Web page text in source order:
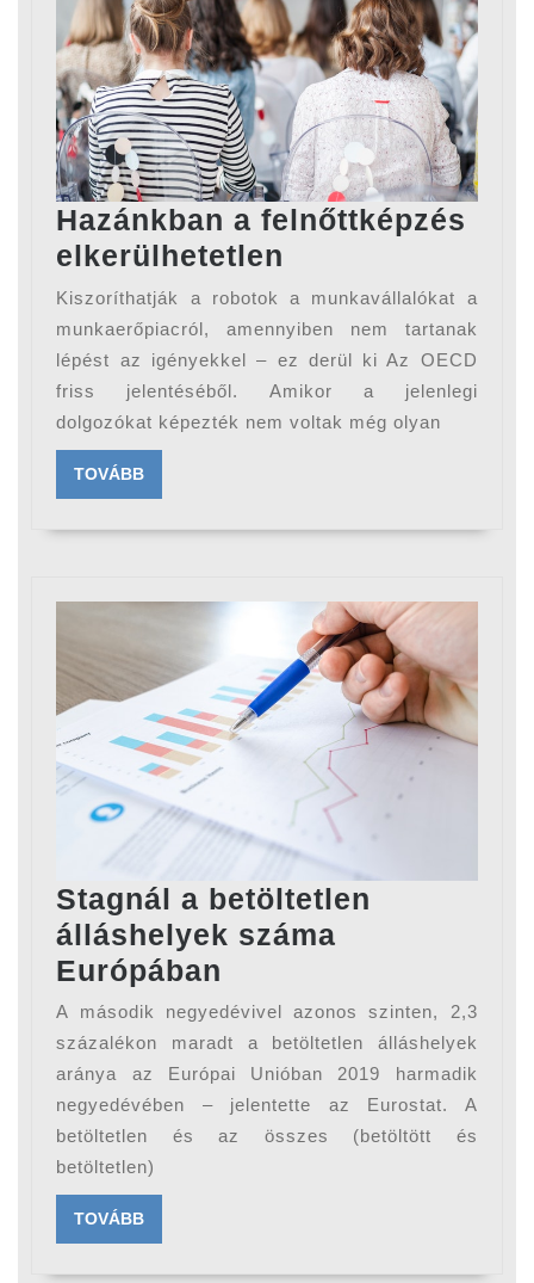
Hazánkban a felnőttképzés
elkerülhetetlen
a
felnőttképzés
elkerülhetetlen
Kiszoríthatják a robotok a munkavállalókat a
munkaerőpiacról, amennyiben nem tartanak
lépést az igényekkel – ez derül ki Az OECD
friss jelentéséből. Amikor a jelenlegi
dolgozókat képezték nem voltak még olyan
TOVÁBBTOVÁBB
Stagnál a betöltetlen
álláshelyek száma
Európában
a
betöltetlen
álláshelyek
száma
Európában
A második negyedévivel azonos szinten, 2,3
százalékon maradt a betöltetlen álláshelyek
aránya az Európai Unióban 2019 harmadik
negyedévében – jelentette az Eurostat. A
betöltetlen és az összes (betöltött és
betöltetlen)
TOVÁBBTOVÁBB